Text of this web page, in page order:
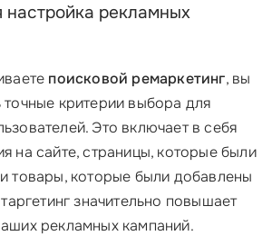
настройка рекламных
поисковой ремаркетинг, вы
критерии выбора для
Это включает в себя
на сайте, страницы, которые были
товары, которые были добавлены
значительно повышает
рекламных кампаний.